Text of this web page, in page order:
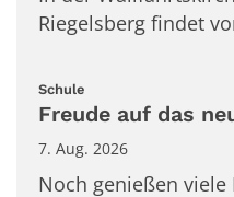
Riegelsberg findet
Schule:
Freude auf das
7. Aug. 2026
Noch genießen viele